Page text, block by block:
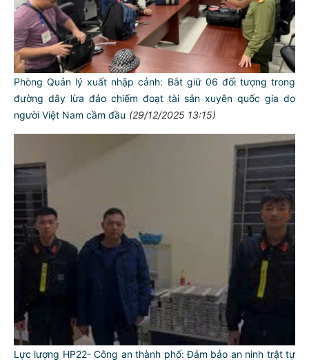
Phòng Quản lý xuất nhập cảnh: Bắt giữ 06 đối tượng trong
đường dây lừa đảo chiếm đoạt tài sản xuyên quốc gia do
người Việt Nam cầm đầu (29/12/2025 13:15)
Lực lượng HP22- Công an thành phố: Đảm bảo an ninh trật tự